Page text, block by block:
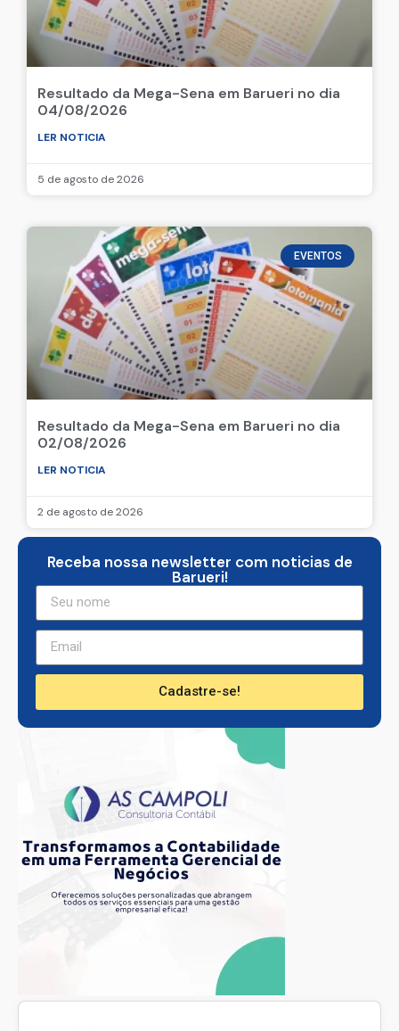
Resultado da Mega-Sena em Barueri no dia
04/08/2026
LER NOTICIA
5 de agosto de 2026
EVENTOS
Resultado da Mega-Sena em Barueri no dia
02/08/2026
LER NOTICIA
2 de agosto de 2026
Receba nossa newsletter com noticias de
Barueri!
Cadastre-se!